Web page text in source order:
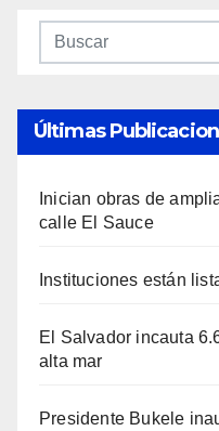
Últimas
Inician obras de
calle El Sauce
Instituciones están
El Salvador incauta
alta mar
Presidente Bukele